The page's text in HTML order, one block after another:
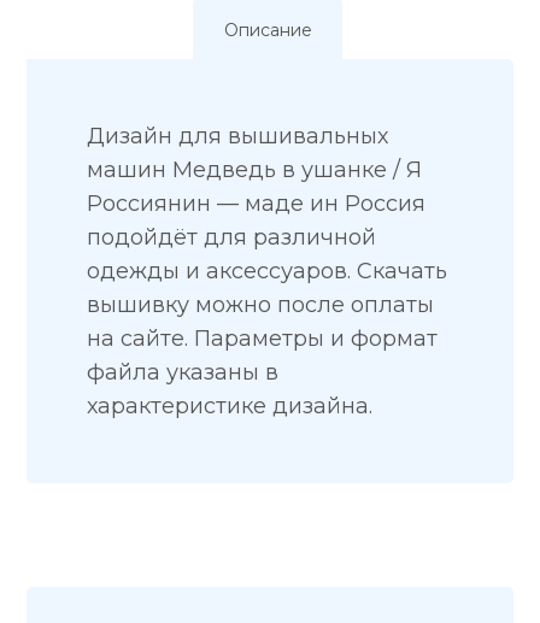
Описание
Дизайн для вышивальных
машин Медведь в ушанке / Я
Россиянин — маде ин Россия
подойдёт для различной
одежды и аксессуаров. Скачать
вышивку можно после оплаты
на сайте. Параметры и формат
файла указаны в
характеристике дизайна.